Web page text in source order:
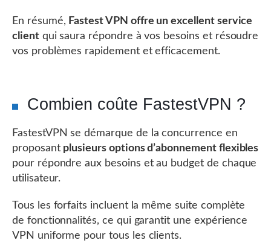
En résumé, Fastest VPN offre un excellent service
clientqui saura répondre à vos besoins et résoudre
vos problèmes rapidement et efficacement.
Combien coûte FastestVPN ?
FastestVPN se démarque de la concurrence en
proposant plusieurs options d’abonnement flexibles
pour répondre aux besoins et au budget de chaque
utilisateur.
Tous les forfaits incluent la même suite complète
de fonctionnalités, ce qui garantit une expérience
VPN uniforme pour tous les clients.